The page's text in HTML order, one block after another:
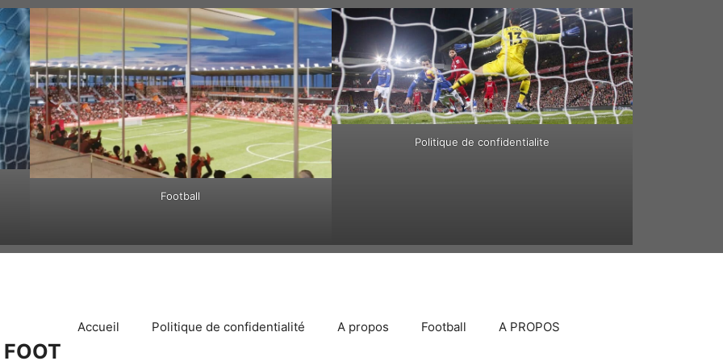
Football
Politique de confidentialite
Accueil Politique de confidentialité A propos Football A PROPOS